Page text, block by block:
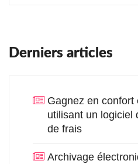
Derniers articles
Gagnez en confort
utilisant un logiciel
de frais
Archivage